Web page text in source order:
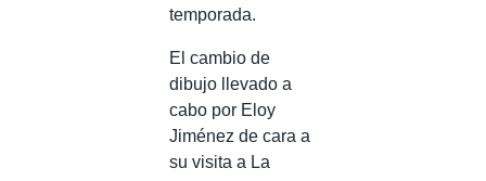
temporada.
El cambio de
dibujo llevado a
cabo por Eloy
Jiménez de cara a
su visita a La